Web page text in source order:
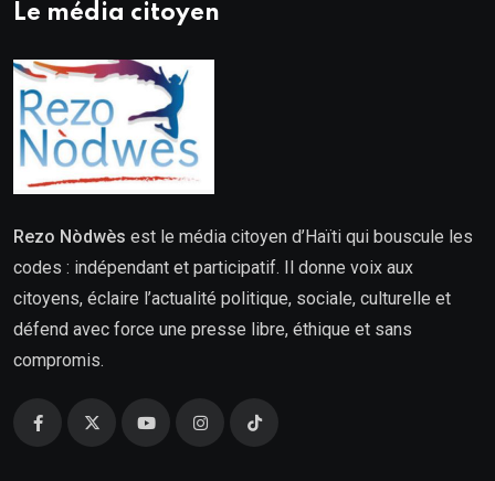
Le média citoyen
Rezo Nòdwès est le média citoyen d’Haïti qui bouscule les
codes : indépendant et participatif. Il donne voix aux
citoyens, éclaire l’actualité politique, sociale, culturelle et
défend avec force une presse libre, éthique et sans
compromis.